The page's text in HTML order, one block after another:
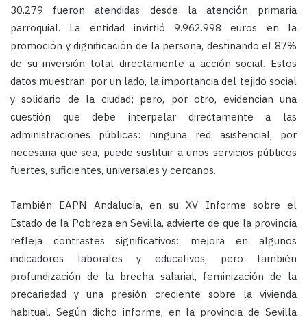
30.279 fueron atendidas desde la atención primaria
parroquial. La entidad invirtió 9.962.998 euros en la
promoción y dignificación de la persona, destinando el 87%
de su inversión total directamente a acción social. Estos
datos muestran, por un lado, la importancia del tejido social
y solidario de la ciudad; pero, por otro, evidencian una
cuestión que debe interpelar directamente a las
administraciones públicas: ninguna red asistencial, por
necesaria que sea, puede sustituir a unos servicios públicos
fuertes, suficientes, universales y cercanos.
También EAPN Andalucía, en su XV Informe sobre el
Estado de la Pobreza en Sevilla, advierte de que la provincia
refleja contrastes significativos: mejora en algunos
indicadores laborales y educativos, pero también
profundización de la brecha salarial, feminización de la
precariedad y una presión creciente sobre la vivienda
habitual. Según dicho informe, en la provincia de Sevilla